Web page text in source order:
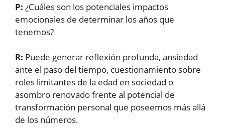
P: ¿Cuáles son los potenciales impactos
emocionales de determinar los años que
tenemos?
R: Puede generar reflexión profunda, ansiedad
ante el paso del tiempo, cuestionamiento sobre
roles limitantes de la edad en sociedad o
asombro renovado frente al potencial de
transformación personal que poseemos más allá
de los números.